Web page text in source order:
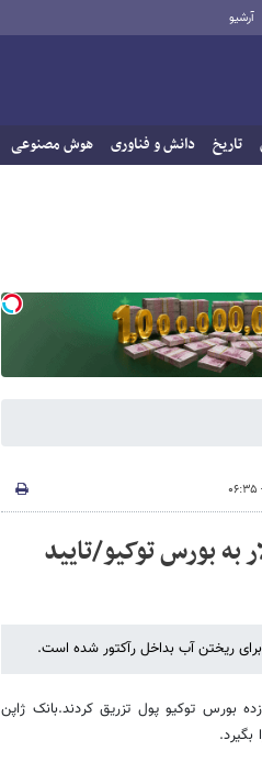
آرشیو
تاریخ دانش و فناوری هوش مصنوعی
170 میلیارد دلار به بورس توکیو/تایید
برای ریختن آب بداخل رآکتور شده است.
دیگر به بازار بحران زده بورس توکیو پول تزریق کردند.بانک ژاپن